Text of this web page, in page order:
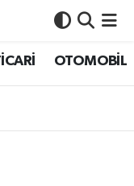
OTOMOBİL